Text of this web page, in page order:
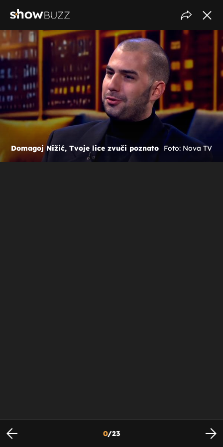
Domagoj Nižić, Tvoje lice zvuči poznato Foto: Nova TV
0/23